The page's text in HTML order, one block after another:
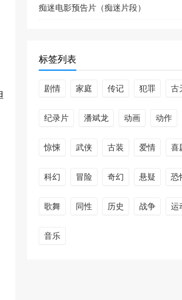
223263次播放
191729次播放
边水往事
痴迷电影预告片（痴迷片段）
标签列表
剧情 家庭 传记 犯罪 古
纪录片 潘斌龙 动画 动作
惊悚 武侠 古装 爱情 喜
科幻 冒险 奇幻 悬疑 恐
歌舞 同性 历史 战争 运
音乐